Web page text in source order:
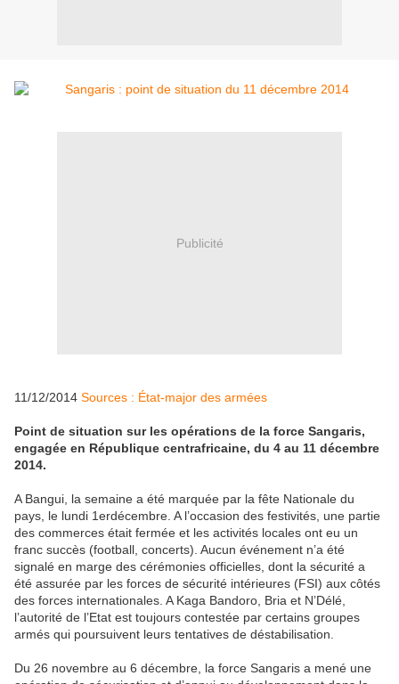
Publicité
11/12/2014 Sources : État-major des armées
Point de situation sur les opérations de la force Sangaris,
engagée en République centrafricaine, du 4 au 11 décembre
2014.
A Bangui, la semaine a été marquée par la fête Nationale du
pays, le lundi 1erdécembre. A l’occasion des festivités, une partie
des commerces était fermée et les activités locales ont eu un
franc succès (football, concerts). Aucun événement n’a été
signalé en marge des cérémonies officielles, dont la sécurité a
été assurée par les forces de sécurité intérieures (FSI) aux côtés
des forces internationales. A Kaga Bandoro, Bria et N’Délé,
l’autorité de l’Etat est toujours contestée par certains groupes
armés qui poursuivent leurs tentatives de déstabilisation.
Du 26 novembre au 6 décembre, la force Sangaris a mené une